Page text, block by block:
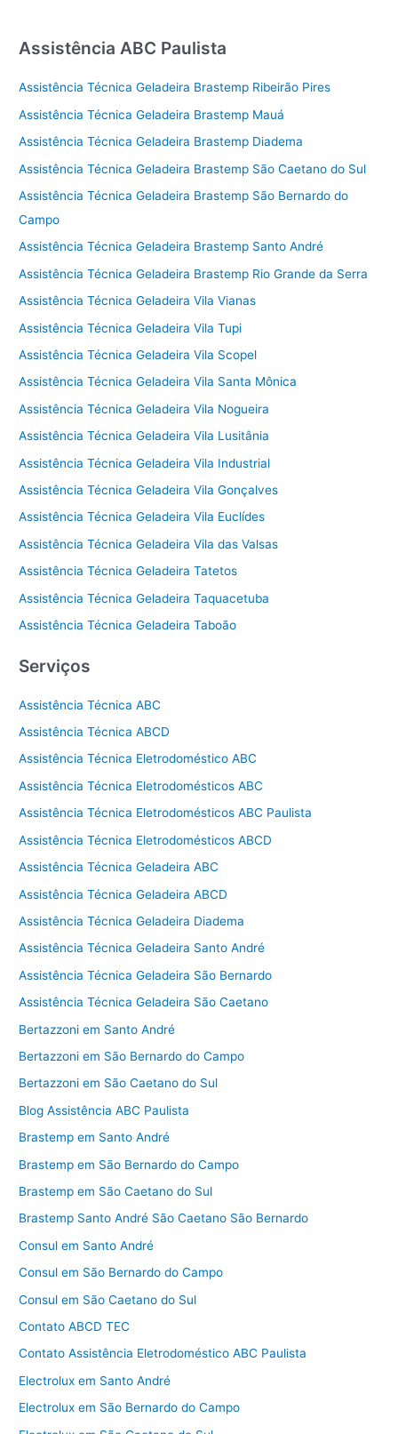
Assistência ABC Paulista
Assistência Técnica Geladeira Brastemp Ribeirão Pires
Assistência Técnica Geladeira Brastemp Mauá
Assistência Técnica Geladeira Brastemp Diadema
Assistência Técnica Geladeira Brastemp São Caetano do Sul
Assistência Técnica Geladeira Brastemp São Bernardo do
Campo
Assistência Técnica Geladeira Brastemp Santo André
Assistência Técnica Geladeira Brastemp Rio Grande da Serra
Assistência Técnica Geladeira Vila Vianas
Assistência Técnica Geladeira Vila Tupi
Assistência Técnica Geladeira Vila Scopel
Assistência Técnica Geladeira Vila Santa Mônica
Assistência Técnica Geladeira Vila Nogueira
Assistência Técnica Geladeira Vila Lusitânia
Assistência Técnica Geladeira Vila Industrial
Assistência Técnica Geladeira Vila Gonçalves
Assistência Técnica Geladeira Vila Euclídes
Assistência Técnica Geladeira Vila das Valsas
Assistência Técnica Geladeira Tatetos
Assistência Técnica Geladeira Taquacetuba
Assistência Técnica Geladeira Taboão
Serviços
Assistência Técnica ABC
Assistência Técnica ABCD
Assistência Técnica Eletrodoméstico ABC
Assistência Técnica Eletrodomésticos ABC
Assistência Técnica Eletrodomésticos ABC Paulista
Assistência Técnica Eletrodomésticos ABCD
Assistência Técnica Geladeira ABC
Assistência Técnica Geladeira ABCD
Assistência Técnica Geladeira Diadema
Assistência Técnica Geladeira Santo André
Assistência Técnica Geladeira São Bernardo
Assistência Técnica Geladeira São Caetano
Bertazzoni em Santo André
Bertazzoni em São Bernardo do Campo
Bertazzoni em São Caetano do Sul
Blog Assistência ABC Paulista
Brastemp em Santo André
Brastemp em São Bernardo do Campo
Brastemp em São Caetano do Sul
Brastemp Santo André São Caetano São Bernardo
Consul em Santo André
Consul em São Bernardo do Campo
Consul em São Caetano do Sul
Contato ABCD TEC
Contato Assistência Eletrodoméstico ABC Paulista
Electrolux em Santo André
Electrolux em São Bernardo do Campo